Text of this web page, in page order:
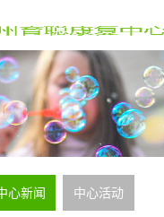
心新闻 中心活动